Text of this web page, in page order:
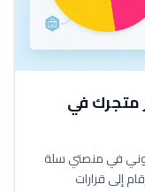
متجرك في
في منصتي سلة
إلى قرارات